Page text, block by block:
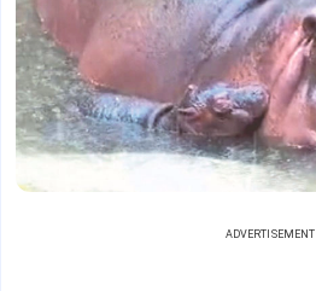
ADVERTISEMENT